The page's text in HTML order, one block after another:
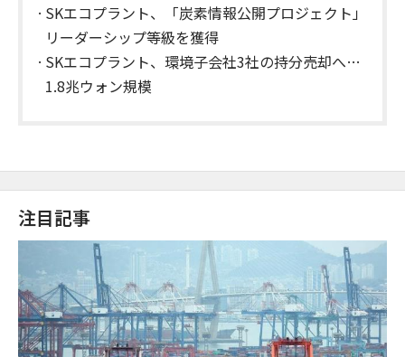
SKエコプラント、「炭素情報公開プロジェクト」
リーダーシップ等級を獲得
SKエコプラント、環境子会社3社の持分売却へ…
1.8兆ウォン規模
注目記事